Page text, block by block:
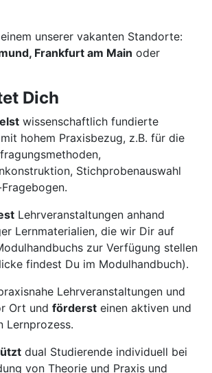
unserer vakanten Standorte:
Frankfurt am Main oder
Dich
wissenschaftlich fundierte
hohem Praxisbezug, z.B. für die
Stichprobenauswahl
Lehrveranstaltungen anhand
Lernmaterialien, die wir Dir auf
zur Verfügung stellen
findest Du im Modulhandbuch).
Lehrveranstaltungen und
Ort und förderst einen aktiven und
Lernprozess.
dual Studierende individuell bei
von Theorie und Praxis und